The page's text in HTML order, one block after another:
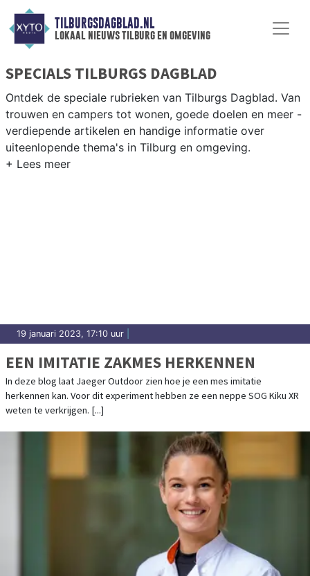
TILBURGSDAGBLAD.NL
lokaal nieuws tilburg en omgeving
SPECIALS TILBURGS DAGBLAD
Ontdek de speciale rubrieken van Tilburgs Dagblad. Van
trouwen en campers tot wonen, goede doelen en meer -
verdiepende artikelen en handige informatie over
uiteenlopende thema's in Tilburg en omgeving.
19 januari 2023, 17:10 uur
EEN IMITATIE ZAKMES HERKENNEN
In deze blog laat Jaeger Outdoor zien hoe je een mes imitatie
herkennen kan. Voor dit experiment hebben ze een neppe SOG Kiku XR
weten te verkrijgen. [...]